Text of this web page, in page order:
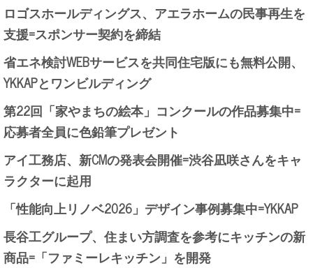
ロゴスホールディングス、アエラホームの民事再生を
支援=スポンサー契約を締結
省エネ検討WEBサービスを共同住宅版にも無料公開、
YKKAPとワンビルディング
第22回「家やまちの絵本」コンクールの作品募集中=
応募者全員に色鉛筆プレゼント
アイ工務店、新CMの発表会開催=渋谷凪咲さんをキャ
ラクターに起用
「性能向上リノベ2026」デザイン事例募集中=YKKAP
長谷工グループ、住まい方調査を参考にキッチンの新
商品=「ファミーレキッチン」を開発